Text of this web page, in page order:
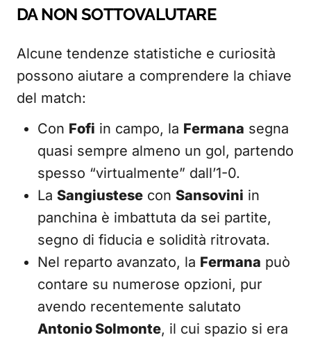
DA NON SOTTOVALUTARE
Alcune tendenze statistiche e curiosità
possono aiutare a comprendere la chiave
del match:
Con Fofi in campo, la Fermana segna
quasi sempre almeno un gol, partendo
spesso “virtualmente” dall’1-0.
La Sangiustese con Sansovini in
panchina è imbattuta da sei partite,
segno di fiducia e solidità ritrovata.
Nel reparto avanzato, la Fermana può
contare su numerose opzioni, pur
avendo recentemente salutato
Antonio Solmonte, il cui spazio si era